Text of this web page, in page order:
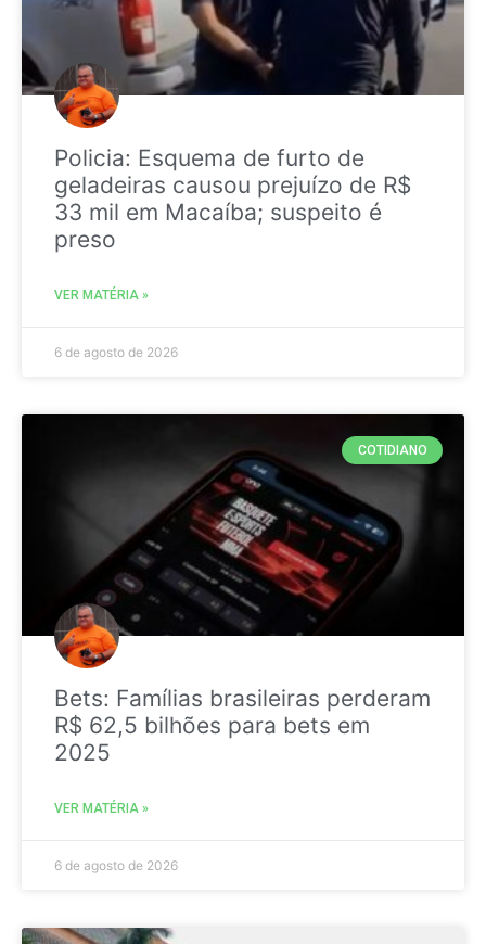
Policia: Esquema de furto de
geladeiras causou prejuízo de R$
33 mil em Macaíba; suspeito é
preso
VER MATÉRIA »
6 de agosto de 2026
COTIDIANO
Bets: Famílias brasileiras perderam
R$ 62,5 bilhões para bets em
2025
VER MATÉRIA »
6 de agosto de 2026